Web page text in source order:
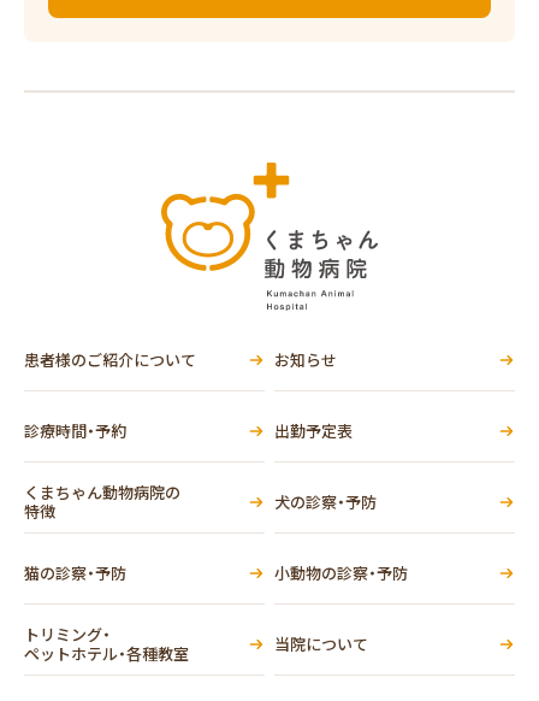
患者様のご紹介について お知らせ
診療時間・予約 出勤予定表
くまちゃん動物病院の
特徴
犬の診察・予防
猫の診察・予防 小動物の診察・予防
トリミング・
ペットホテル・各種教室
当院について